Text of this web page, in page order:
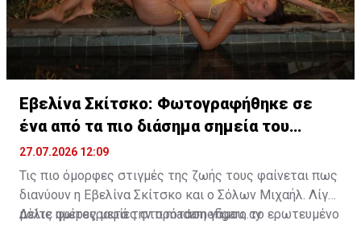
Εβελίνα Σκίτσκο: Φωτογραφήθηκε σε
ένα από τα πιο διάσημα σημεία του
πλανήτη
27.07.2026 12:09
Τις πιο όμορφες στιγμές της ζωής τους φαίνεται πως
διανύουν η Εβελίνα Σκίτσκο και ο Σόλων Μιχαήλ. Λίγες
μόλις ημέρες μετά την πρόταση γάμου, το ερωτευμένο
Δείτε φωτογραφίες στο madamefigaro.cy